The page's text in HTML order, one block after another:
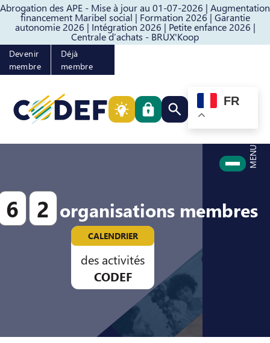
Abrogation des APE - Mise à jour au 01-07-2026 | Augmentation
financement Maribel social | Formation 2026 | Garantie
autonomie 2026 | Intégration 2026 | Petite enfance 2026 |
Centrale d’achats - BRUX'Koop
Passer au contenuPasser au pied de page
Devenir
membre
Déjà
membre
Rechercher quelque
FR
MENU
6 2 organisations membres
CALENDRIER
des activités
CODEF